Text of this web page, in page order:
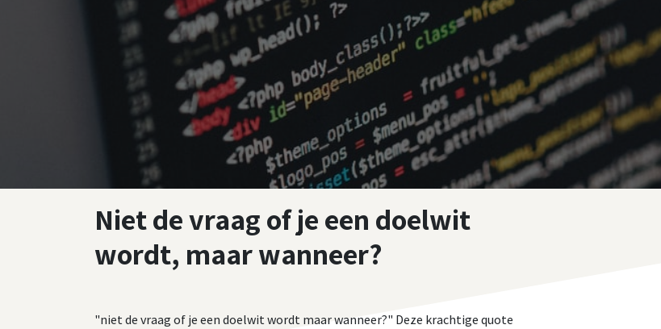
Niet de vraag of je een doelwit
wordt, maar wanneer?
"niet de vraag of je een doelwit wordt maar wanneer?" Deze krachtige quote